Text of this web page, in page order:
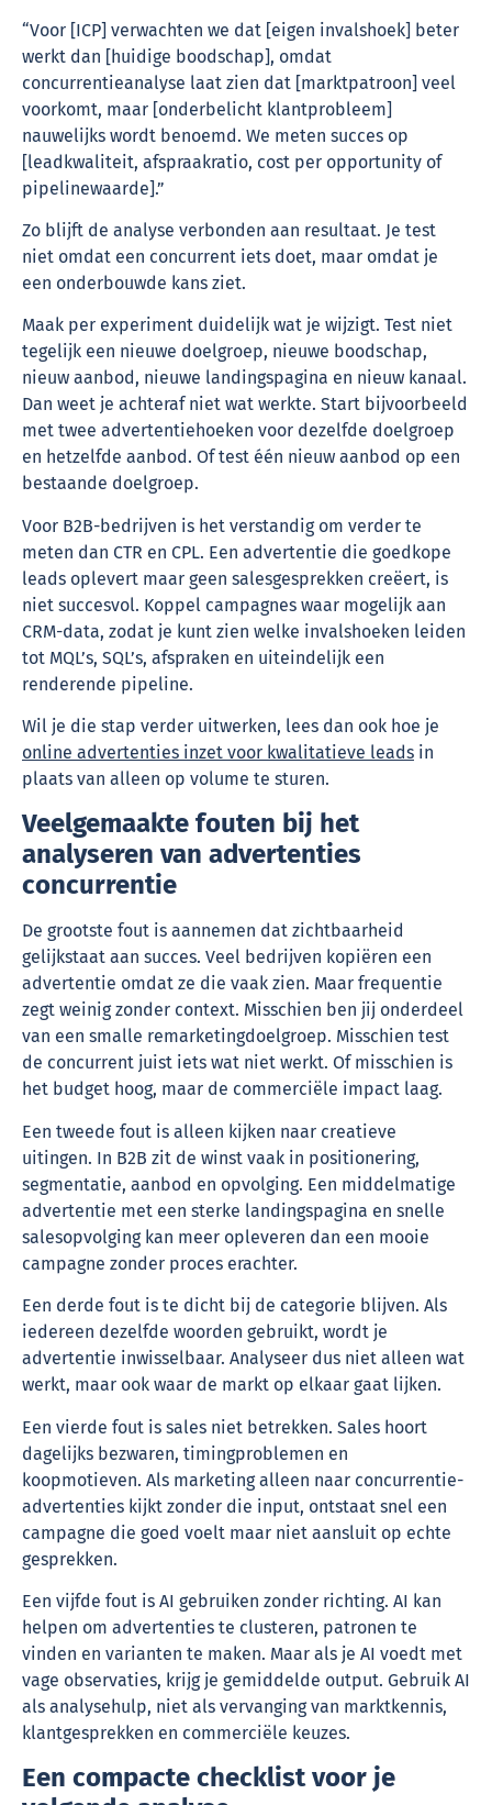
“Voor [ICP] verwachten we dat [eigen invalshoek] beter
werkt dan [huidige boodschap], omdat
concurrentieanalyse laat zien dat [marktpatroon] veel
voorkomt, maar [onderbelicht klantprobleem]
nauwelijks wordt benoemd. We meten succes op
[leadkwaliteit, afspraakratio, cost per opportunity of
pipelinewaarde].”
Zo blijft de analyse verbonden aan resultaat. Je test
niet omdat een concurrent iets doet, maar omdat je
een onderbouwde kans ziet.
Maak per experiment duidelijk wat je wijzigt. Test niet
tegelijk een nieuwe doelgroep, nieuwe boodschap,
nieuw aanbod, nieuwe landingspagina en nieuw kanaal.
Dan weet je achteraf niet wat werkte. Start bijvoorbeeld
met twee advertentiehoeken voor dezelfde doelgroep
en hetzelfde aanbod. Of test één nieuw aanbod op een
bestaande doelgroep.
Voor B2B-bedrijven is het verstandig om verder te
meten dan CTR en CPL. Een advertentie die goedkope
leads oplevert maar geen salesgesprekken creëert, is
niet succesvol. Koppel campagnes waar mogelijk aan
CRM-data, zodat je kunt zien welke invalshoeken leiden
tot MQL’s, SQL’s, afspraken en uiteindelijk een
renderende pipeline.
Wil je die stap verder uitwerken, lees dan ook hoe je
online advertenties inzet voor kwalitatieve leads in
plaats van alleen op volume te sturen.
Veelgemaakte fouten bij het
analyseren van advertenties
concurrentie
De grootste fout is aannemen dat zichtbaarheid
gelijkstaat aan succes. Veel bedrijven kopiëren een
advertentie omdat ze die vaak zien. Maar frequentie
zegt weinig zonder context. Misschien ben jij onderdeel
van een smalle remarketingdoelgroep. Misschien test
de concurrent juist iets wat niet werkt. Of misschien is
het budget hoog, maar de commerciële impact laag.
Een tweede fout is alleen kijken naar creatieve
uitingen. In B2B zit de winst vaak in positionering,
segmentatie, aanbod en opvolging. Een middelmatige
advertentie met een sterke landingspagina en snelle
salesopvolging kan meer opleveren dan een mooie
campagne zonder proces erachter.
Een derde fout is te dicht bij de categorie blijven. Als
iedereen dezelfde woorden gebruikt, wordt je
advertentie inwisselbaar. Analyseer dus niet alleen wat
werkt, maar ook waar de markt op elkaar gaat lijken.
Een vierde fout is sales niet betrekken. Sales hoort
dagelijks bezwaren, timingproblemen en
koopmotieven. Als marketing alleen naar concurrentie-
advertenties kijkt zonder die input, ontstaat snel een
campagne die goed voelt maar niet aansluit op echte
gesprekken.
Een vijfde fout is AI gebruiken zonder richting. AI kan
helpen om advertenties te clusteren, patronen te
vinden en varianten te maken. Maar als je AI voedt met
vage observaties, krijg je gemiddelde output. Gebruik AI
als analysehulp, niet als vervanging van marktkennis,
klantgesprekken en commerciële keuzes.
Een compacte checklist voor je